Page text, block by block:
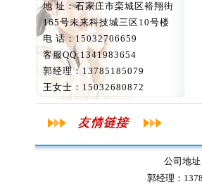
地 址：石家庄市栾城区裕翔街
165号未来科技城三区10号楼
电 话：15032706659
客服QQ:1341983654
郭经理：13785185079
王女士：15032680872
公司地
郭经理：